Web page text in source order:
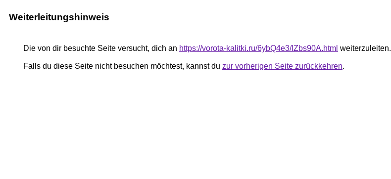
Weiterleitungshinweis
Die von dir besuchte Seite versucht, dich an https://vorota-kalitki.ru/6ybQ4e3/IZbs90A.html weiterzuleiten.
Falls du diese Seite nicht besuchen möchtest, kannst du zur vorherigen Seite zurückkehren.